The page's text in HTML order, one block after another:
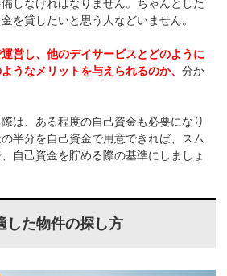
しなければなりません。ちゃんとした
を貸したいと思う人などいません。
営し、他のデイサービスとどのように
うなメリットを与えられるのか、分か
は、ある程度の自己資金も必要になり
半分を自己資金で用意できれば、スム
自己資金を貯める際の基準にしましょ
した物件の探し方